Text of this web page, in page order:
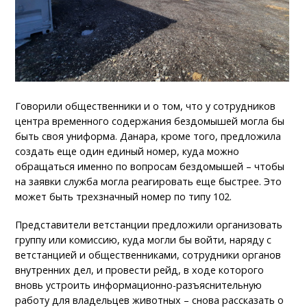
Говорили общественники и о том, что у сотрудников
центра временного содержания бездомышей могла бы
быть своя униформа. Данара, кроме того, предложила
создать еще один единый номер, куда можно
обращаться именно по вопросам бездомышей – чтобы
на заявки служба могла реагировать еще быстрее. Это
может быть трехзначный номер по типу 102.
Представители ветстанции предложили организовать
группу или комиссию, куда могли бы войти, наряду с
ветстанцией и общественниками, сотрудники органов
внутренних дел, и провести рейд, в ходе которого
вновь устроить информационно-разъяснительную
работу для владельцев животных – снова рассказать о